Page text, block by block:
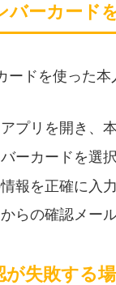
バーカード
ードを使った本
プリを開き、
ーカードを選
報を正確に入
らの確認メー
が失敗する